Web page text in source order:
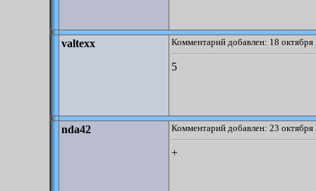
valtexx Комментарий добавлен: 18
5
nda42 Комментарий добавлен: 23
+